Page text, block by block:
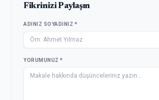
Fikrinizi Paylaşın
ADINIZ SOYADINIZ *
YORUMUNUZ *